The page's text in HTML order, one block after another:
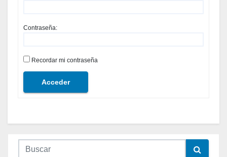
Contraseña:
Recordar mi contraseña
Acceder